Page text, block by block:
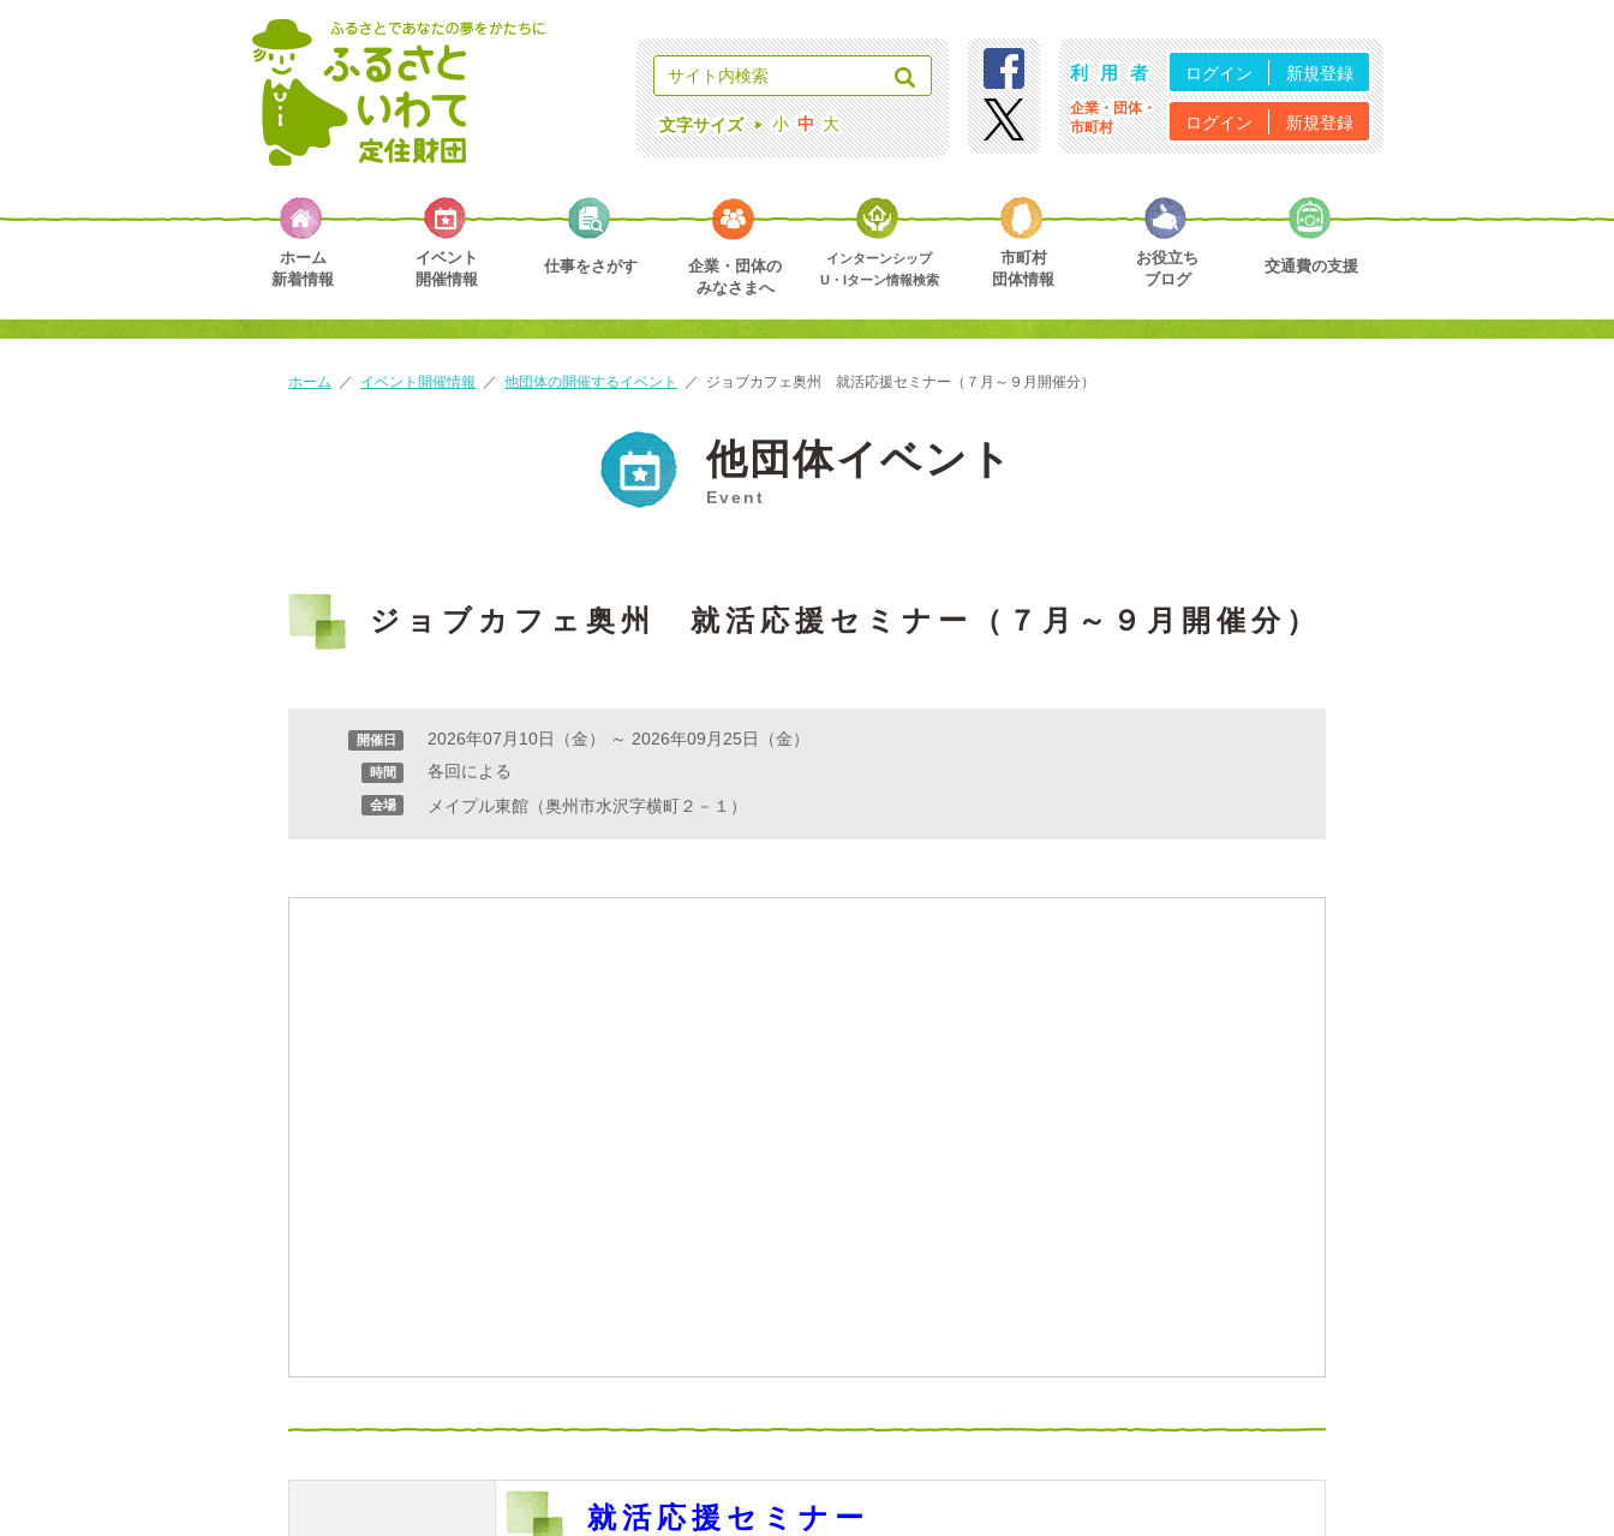
利用者 ログイン 新規登録
企業・団体・
市町村
ログイン 新規登録
文字サイズ 小 中 大
ホーム
新着情報
イベント
開催情報
仕事をさがす
企業・団体の
みなさまへ
インターンシップ
U・Iターン情報検索
市町村
団体情報
お役立ち
ブログ
交通費の支援
ホーム ／ イベント開催情報 ／ 他団体の開催するイベント ／ ジョブカフェ奥州 就活応援セミナー（７月～９月開催分）
他団体イベント
Event
ジョブカフェ奥州 就活応援セミナー（７月～９月開催分）
開催日 2026年07月10日（金） ～ 2026年09月25日（金）
時間 各回による
会場 メイプル東館（奥州市水沢字横町２－１）
就活応援セミナー